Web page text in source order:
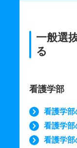
一般選
る
看護学部
看護学部
看護学部
看護学部